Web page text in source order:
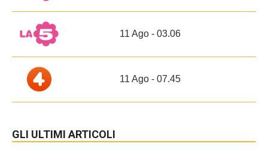
11 Ago - 03.06
11 Ago - 07.45
GLI ULTIMI ARTICOLI